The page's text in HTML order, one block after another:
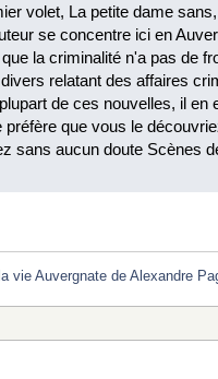
volet, La petite dame
se concentre ici en
la criminalité n'a pas de
relatant des affaires
de ces nouvelles, il
que vous le
sans aucun doute Scènes
vie Auvergnate de Alexandre